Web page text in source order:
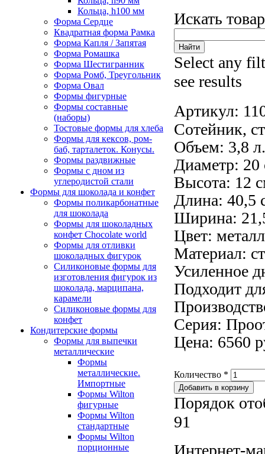
Кольца, h100 мм
Форма Сердце
Квадратная форма Рамка
Форма Капля / Запятая
Форма Ромашка
Форма Шестигранник
Форма Ромб, Треугольник
Форма Овал
Формы фигурные
Формы составные
(наборы)
Тостовые формы для хлеба
Формы для кексов, ром-
баб, тарталеток. Конусы.
Формы раздвижные
Формы с дном из
углеродистой стали
Формы для шоколада и конфет
Формы поликарбонатные
для шоколада
Формы для шоколадных
конфет Сhocolate world
Формы для отливки
шоколадных фигурок
Силиконовые формы для
изготовления фигурок из
шоколада, марципана,
карамели
Силиконовые формы для
конфет
Кондитерские формы
Формы для выпечки
металлические
Формы
металлические.
Импортные
Формы Wilton
фигурные
Формы Wilton
стандартные
Формы Wilton
порционные
Искать
Select any
see results
Артикул:
Сотейник,
Объем: 3,8 л.
Диаметр: 20
Высота: 12
Длина: 40,5
Ширина:
Цвет:
Материал:
Усиленное
Подходит
Серия:
Цена: 6560
Количество *
Порядок
91